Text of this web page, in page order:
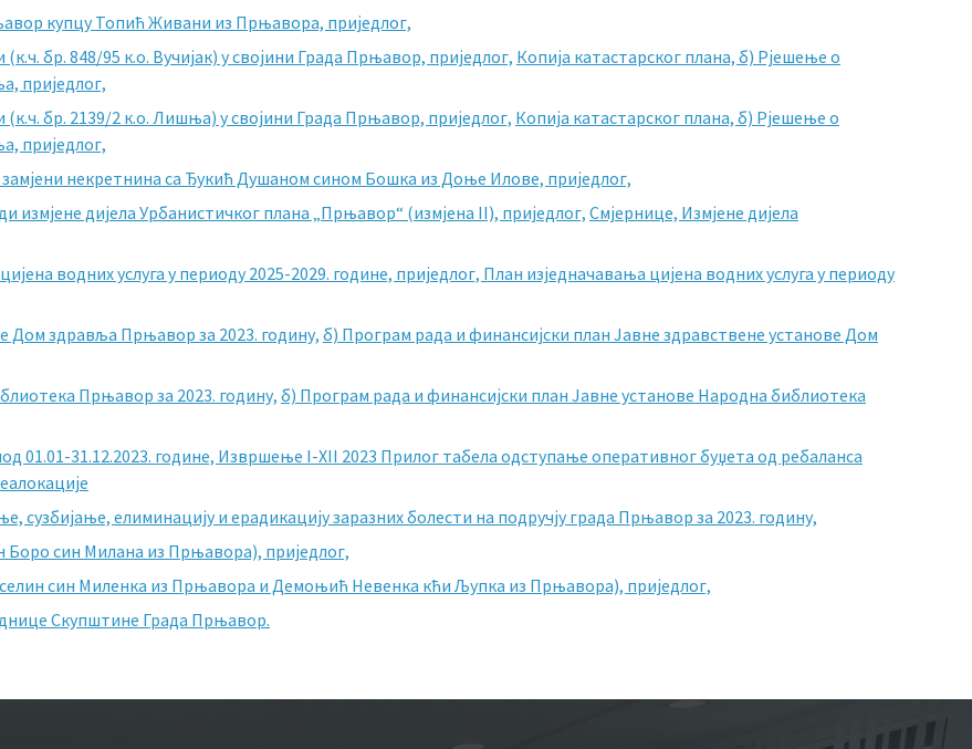
купцу Топић Живани из Прњавора, приједлог,
бр. 848/95 к.о. Вучијак) у својини Града Прњавор, приједлог, Копија катастарског плана, б) Рјешење о
приједлог,
бр. 2139/2 к.о. Лишња) у својини Града Прњавор, приједлог, Копија катастарског плана, б) Рјешење о
приједлог,
некретнина са Ђукић Душаном сином Бошка из Доње Илове, приједлог,
измјене дијела Урбанистичког плана „Прњавор“ (измјена II), приједлог, Смјернице, Измјене дијела
водних услуга у периоду 2025-2029. године, приједлог, План изједначавања цијена водних услуга у периоду
Дом здравља Прњавор за 2023. годину, б) Програм рада и финансијски план Јавне здравствене установе Дом
Прњавор за 2023. годину, б) Програм рада и финансијски план Јавне установе Народна библиотека
01.01-31.12.2023. године, Извршење I-XII 2023 Прилог табела одступање оперативног буџета од ребаланса
сузбијање, елиминацију и ерадикацију заразних болести на подручју града Прњавор за 2023. годину,
син Милана из Прњавора), приједлог,
син Миленка из Прњавора и Демоњић Невенка кћи Љупка из Прњавора), приједлог,
Скупштине Града Прњавор.